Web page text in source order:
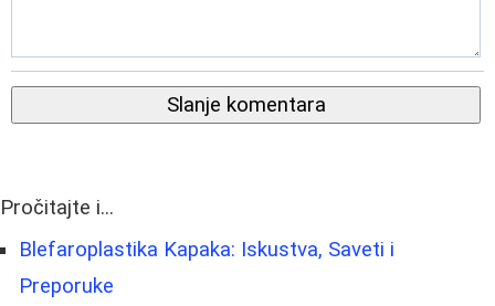
Slanje komentara
Pročitajte i...
Blefaroplastika Kapaka: Iskustva, Saveti i
Preporuke